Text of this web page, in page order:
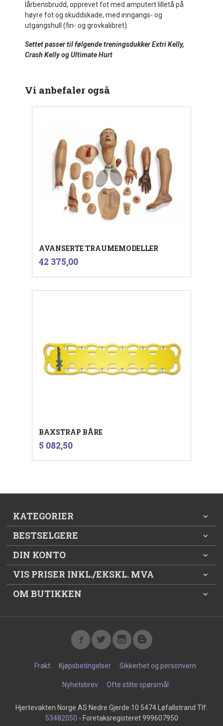
lårbensbrudd, opprevet fot med amputert lilletå på
høyre fot og skuddskade, med inngangs- og
utgangshull (fin- og grovkalibret)
Settet passer til følgende treningsdukker Extri Kelly,
Crash Kelly og Ultimate Hurt
Vi anbefaler også
AVANSERTE TRAUMEMODELLER
Pris
42 375,00mva.
BAXSTRAP BÅRE
Pris
5 082,50mva.
KATEGORIER
BESTSELGERE
DIN KONTO
VIS PRISER INKL./EKSKL. MVA
OM BUTIKKEN
Frakt Kjøpsbetingelser Sikkerhet og personvern
Nyhetsbrev Ofte stilte spørsmål
Hjertevakten Norge AS Nedre Gjerde 10 5474 Løfallstrand Tlf.
53482050 - Foretaksregisteret 999607950